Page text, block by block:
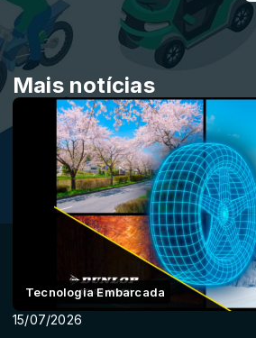
Mais notícias
Tecnologia Embarcada
15/07/2026